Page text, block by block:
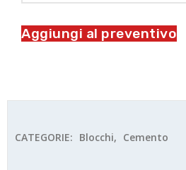
Aggiungi al preventivo
CATEGORIE: Blocchi, Cemento